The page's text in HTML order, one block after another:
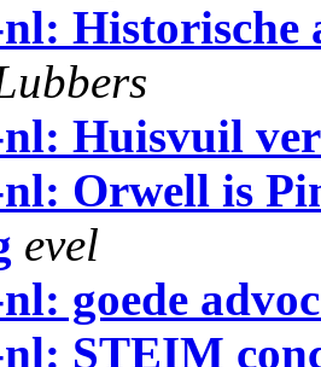
Historische
nl: Huisvuil
Orwell is
evel
goede
STEIM